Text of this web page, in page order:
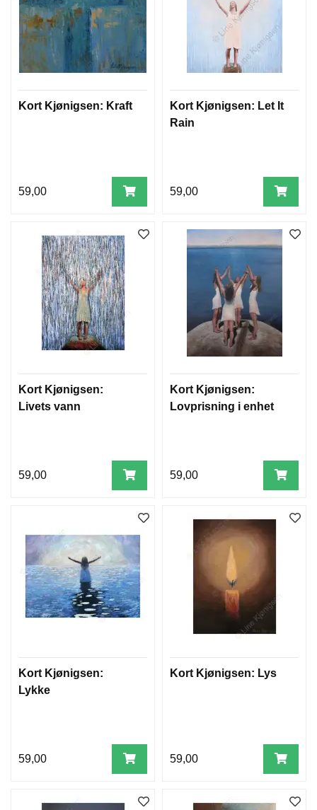
Kort Kjønigsen: Kraft
59,00
Kort Kjønigsen: Let It
Rain
59,00
Kort Kjønigsen:
Livets vann
59,00
Kort Kjønigsen:
Lovprisning i enhet
59,00
Kort Kjønigsen:
Lykke
59,00
Kort Kjønigsen: Lys
59,00